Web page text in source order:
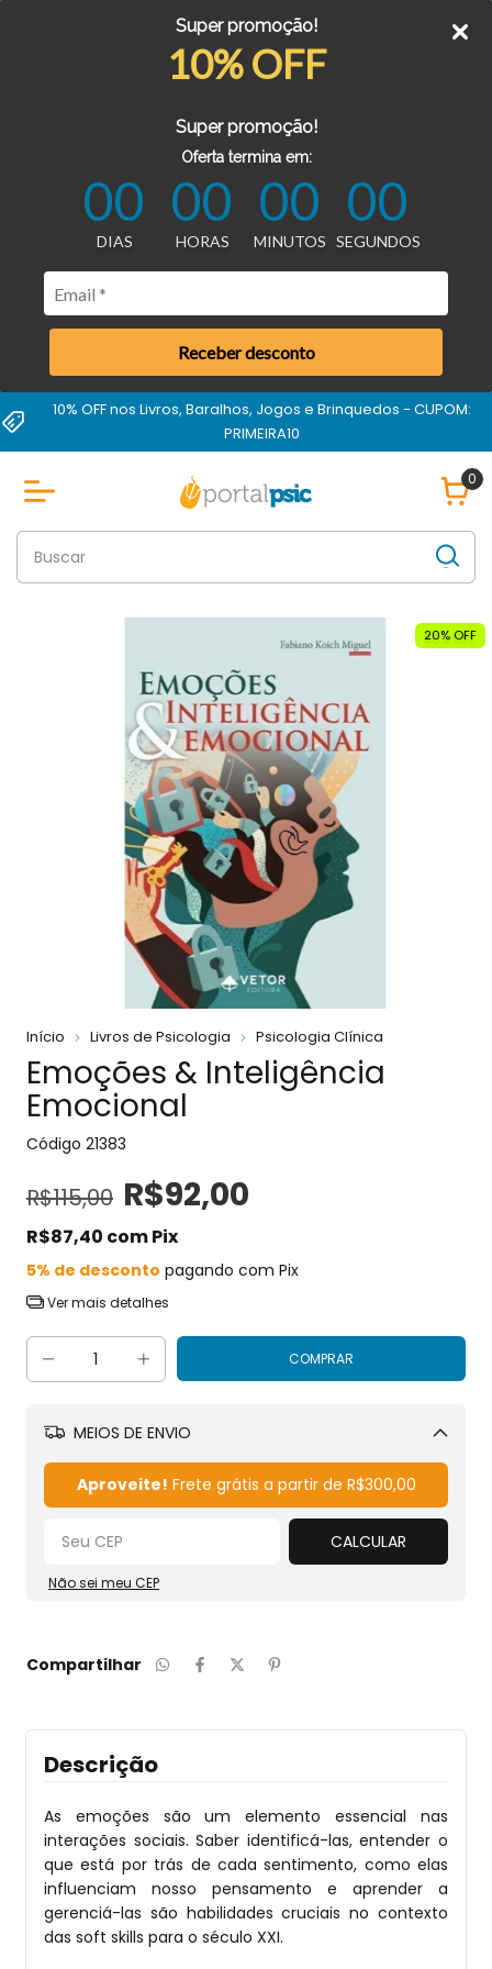
Super promoção!
10% OFF
Super promoção!
Oferta termina em:
00
DIAS
00
HORAS
00
MINUTOS
00
SEGUNDOS
Receber desconto
10% OFF nos Livros, Baralhos, Jogos e Brinquedos - CUPOM:
PRIMEIRA10
0
20% OFF
Início Livros de Psicologia Psicologia Clínica
Emoções & Inteligência
Emocional
Código 21383
R$115,00 R$92,00
R$87,40 comPix
5% de desconto pagando com Pix
Ver mais detalhes
MEIOS DE ENVIO
Aproveite! Frete grátis a partir de R$300,00
CALCULAR
Não sei meu CEP
Compartilhar
Descrição
As emoções são um elemento essencial nas
interações sociais. Saber identificá-las, entender o
que está por trás de cada sentimento, como elas
influenciam nosso pensamento e aprender a
gerenciá-las são habilidades cruciais no contexto
das soft skills para o século XXI.